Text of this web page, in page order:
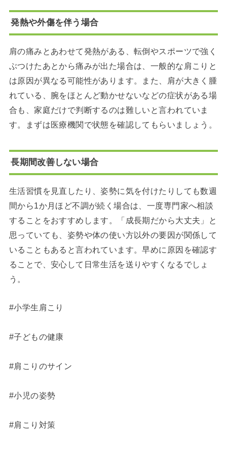
発熱や外傷を伴う場合
肩の痛みとあわせて発熱がある、転倒やスポーツで強く
ぶつけたあとから痛みが出た場合は、一般的な肩こりと
は原因が異なる可能性があります。また、肩が大きく腫
れている、腕をほとんど動かせないなどの症状がある場
合も、家庭だけで判断するのは難しいと言われていま
す。まずは医療機関で状態を確認してもらいましょう。
長期間改善しない場合
生活習慣を見直したり、姿勢に気を付けたりしても数週
間から1か月ほど不調が続く場合は、一度専門家へ相談
することをおすすめします。「成長期だから大丈夫」と
思っていても、姿勢や体の使い方以外の要因が関係して
いることもあると言われています。早めに原因を確認す
ることで、安心して日常生活を送りやすくなるでしょ
う。
#小学生肩こり
#子どもの健康
#肩こりのサイン
#小児の姿勢
#肩こり対策